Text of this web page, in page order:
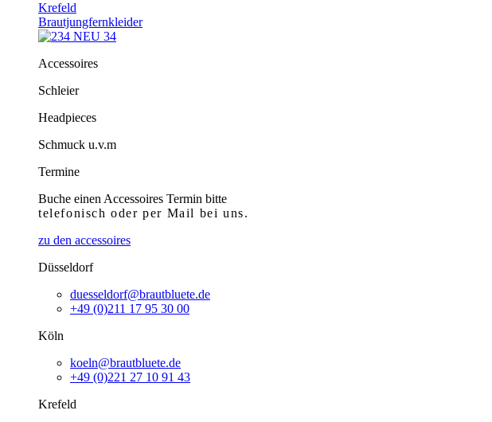
Krefeld
Brautjungfernkleider
Accessoires
Schleier
Headpieces
Schmuck u.v.m
Termine
Buche einen Accessoires Termin bitte
telefonischoder per Mail bei uns.
zu den accessoires
Düsseldorf
duesseldorf@brautbluete.de
+49 (0)211 17 95 30 00
Köln
koeln@brautbluete.de
+49 (0)221 27 10 91 43
Krefeld